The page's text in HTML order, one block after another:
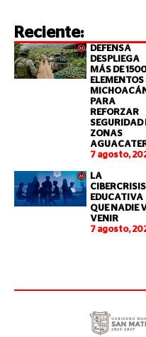
Reciente:
DEFENSA
DESPLIEGA
MÁS DE 1500
ELEMENTOS
MICHOACÁN
PARA
REFORZAR
SEGURIDAD
ZONAS
7 agosto,
LA
CIBERCRISIS
EDUCATIVA
QUE NADIE
VENIR
7 agosto,